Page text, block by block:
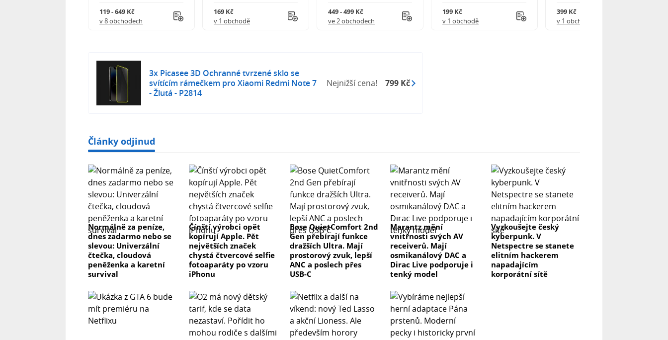
119 - 649 Kč
v 8 obchodech
169 Kč
v 1 obchodě
449 - 499 Kč
ve 2 obchodech
199 Kč
v 1 obchodě
399 Kč
v 1 obchodě
3x Picasee 3D Ochranné tvrzené sklo se
svítícím rámečkem pro Xiaomi Redmi Note 7
- Žlutá - P2814
Nejnižší cena! 799 Kč
Články odjinud
Normálně za peníze,
dnes zadarmo nebo se
slevou: Univerzální
čtečka, cloudová
peněženka a karetní
survival
Čínští výrobci opět
kopírují Apple. Pět
největších značek
chystá čtvercové selfie
fotoaparáty po vzoru
iPhonu
Bose QuietComfort 2nd
Gen přebírají funkce
dražších Ultra. Mají
prostorový zvuk, lepší
ANC a poslech přes
USB-C
Marantz mění
vnitřnosti svých AV
receiverů. Mají
osmikanálový DAC a
Dirac Live podporuje i
tenký model
Vyzkoušejte český
kyberpunk. V
Netspectre se stanete
elitním hackerem
napadajícím
korporátní sítě